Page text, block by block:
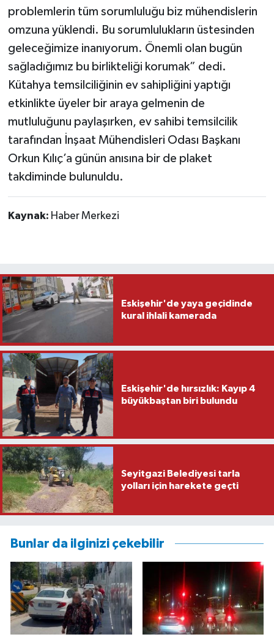
problemlerin tüm sorumluluğu biz mühendislerin
omzuna yüklendi. Bu sorumlulukların üstesinden
geleceğimize inanıyorum. Önemli olan bugün
sağladığımız bu birlikteliği korumak” dedi.
Kütahya temsilciliğinin ev sahipliğini yaptığı
etkinlikte üyeler bir araya gelmenin de
mutluluğunu paylaşırken, ev sahibi temsilcilik
tarafından İnşaat Mühendisleri Odası Başkanı
Orkun Kılıç’a günün anısına bir de plaket
takdiminde bulunuldu.
Kaynak: Haber Merkezi
Eskişehir'de yaya geçidinde
kural ihlali kamerada
Eskişehir'de hırsızlık: Kayıp 4
büyükbaştan biri bulundu
Seyitgazi Belediyesi tarla
yolları için harekete geçti
Bunlar da ilginizi çekebilir